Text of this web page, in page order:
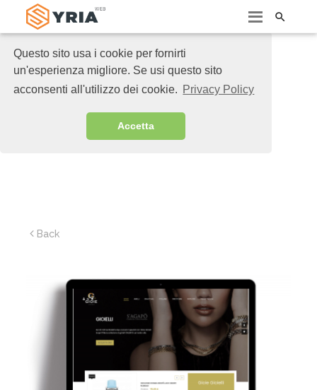
Questo sito usa i cookie per fornirti
un'esperienza migliore. Se usi questo sito
acconsenti all'utilizzo dei cookie. Privacy Policy
Accetta

Back